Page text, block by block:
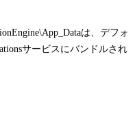
は、デフォ
サービスにバンドルされ